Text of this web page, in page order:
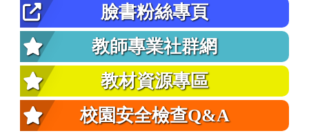
臉書粉絲專頁
教師專業社群網
教材資源專區
校園安全檢查Q&A